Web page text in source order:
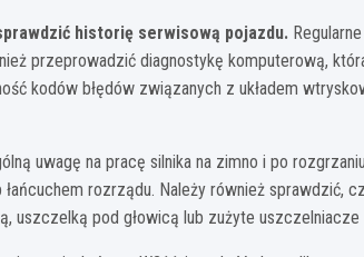
historię serwisową pojazdu.
przeprowadzić diagnostykę komputerową,
kodów błędów związanych z układem
uwagę na pracę silnika na zimno i po
rozrządu. Należy również sprawdzić,
uszczelką pod głowicą lub zużyte